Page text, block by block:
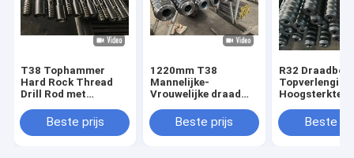
T38 Tophammer
Hard Rock Thread
Drill Rod met
mijnbouw en
tunnelen
Beste prijs
1220mm T38
Mannelijke-
Vrouwelijke draad
gecertificeerd voor
mijnbouw en
Beste prijs
R32
Topverlenging
Hoogsterkte
configuraties
mijntunnels
Beste